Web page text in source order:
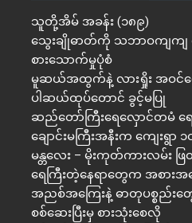
သူတို့အိမ် အခန်း (၁၈၉)
သွေးချိုဓာတ်ကို သဘာဝကျကျ
စားသောက်မှုပုံစံ
မူဆယ်အထွက်နဲ့ လားရှိုး အဝင်တွ
ပါဆယ်ထုပ်တောင် ခွင့်မပြု
ဆည်တော်ကြီးရေလှောင်တမံ ရေ
ချောင်းမကြီးအနီးက ကျေးရွာ ၁
မန္တလေး – မိုးကုတ်ကားလမ်း ဖ
ရေကြီးတဲ့​နေရာ​တွေက အစား
အညစ်အကြေးနဲ့ ဓာတုပစ္စည်းတွ
စစ်ဆေးပြီးမှ စားသုံးစေလို